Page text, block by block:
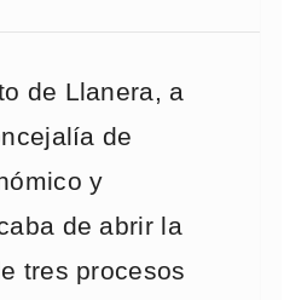
de Llanera, a
de
y
de abrir la
tres procesos